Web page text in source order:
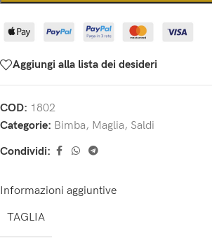
Aggiungi alla lista dei desideri
COD: 1802
Categorie: Bimba, Maglia, Saldi
Condividi:
Informazioni aggiuntive
TAGLIA